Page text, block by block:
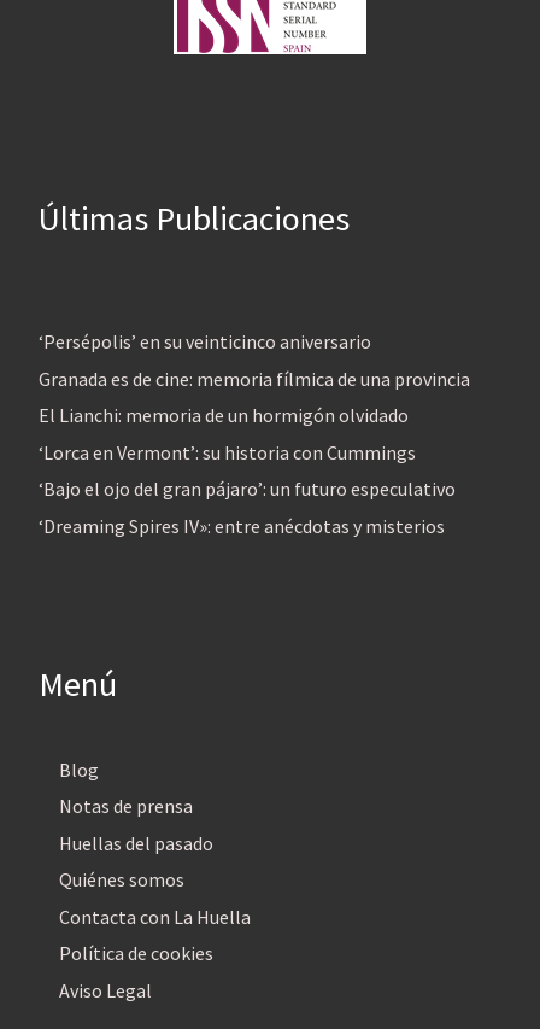
Últimas Publicaciones
‘Persépolis’ en su veinticinco aniversario
Granada es de cine: memoria fílmica de una provincia
El Lianchi: memoria de un hormigón olvidado
‘Lorca en Vermont’: su historia con Cummings
‘Bajo el ojo del gran pájaro’: un futuro especulativo
‘Dreaming Spires IV»: entre anécdotas y misterios
Menú
Blog
Notas de prensa
Huellas del pasado
Quiénes somos
Contacta con La Huella
Política de cookies
Aviso Legal